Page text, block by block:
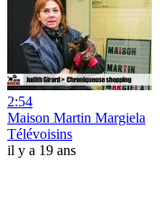
2:54
Maison Martin Margiela
Télévoisins
il y a 19 ans